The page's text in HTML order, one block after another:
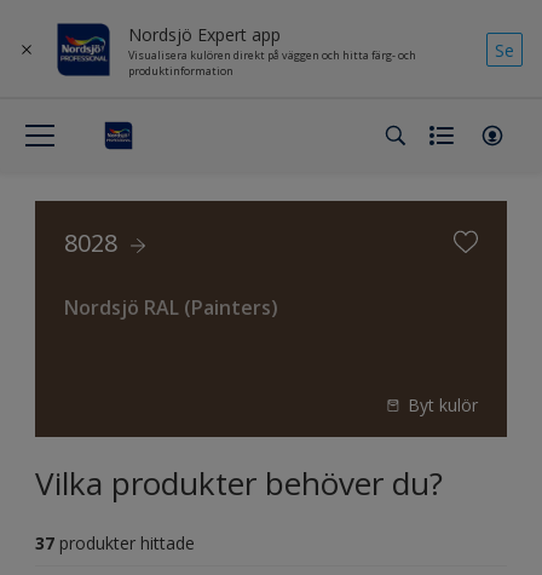
Nordsjö Expert app
Visualisera kulören direkt på väggen och hitta färg- och
produktinformation
Se
8028
Nordsjö RAL (Painters)
Byt kulör
Vilka produkter behöver du?
37 produkter hittade